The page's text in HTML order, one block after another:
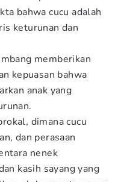
bahwa cucu adalah
keturunan dan
memberikan
kepuasan bahwa
anak yang
dimana cucu
dan perasaan
nenek
kasih sayang yang